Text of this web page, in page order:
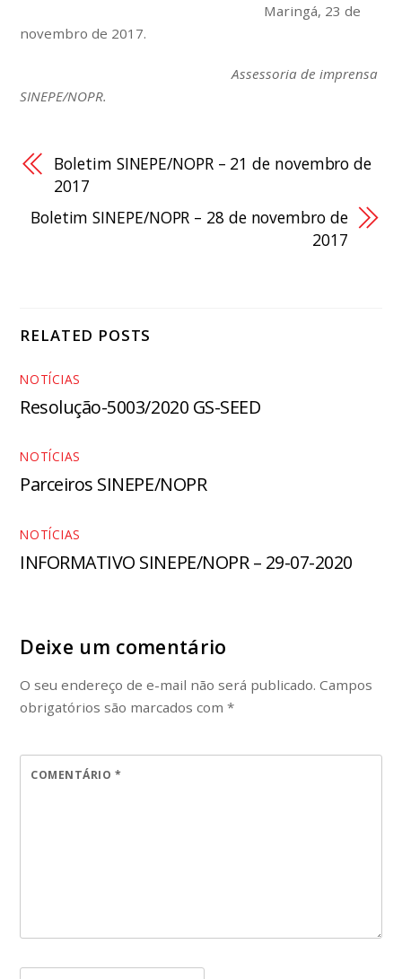
Maringá, 23 de
novembro de 2017.
Assessoria de imprensa
SINEPE/NOPR.
Boletim SINEPE/NOPR – 21 de novembro de
2017
Boletim SINEPE/NOPR – 28 de novembro de
2017
RELATED POSTS
NOTÍCIAS
Resolução-5003/2020 GS-SEED
NOTÍCIAS
Parceiros SINEPE/NOPR
NOTÍCIAS
INFORMATIVO SINEPE/NOPR – 29-07-2020
Deixe um comentário
O seu endereço de e-mail não será publicado. Campos
obrigatórios são marcados com*
COMENTÁRIO *